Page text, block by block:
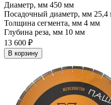
Диаметр, мм 450 мм
Посадочный диаметр, мм 25,4
Толщина сегмента, мм 4 мм
Глубина реза, мм 10 мм
13 600 ₽
В корзину